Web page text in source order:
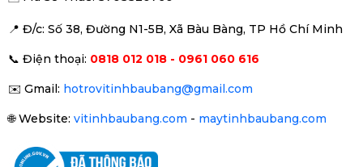
PC Gaming Đồ Hoạ Cao Cấp
📍 Đ/c: Số 38, Đường N1-5B, Xã Bàu Bàng, TP Hồ Chí Minh
📞 Điện thoại: 0818 012 018 - 0961 060 616
✉️ Gmail: hotrovitinhbaubang@gmail.com
🌐Website: vitinhbaubang.com - maytinhbaubang.com